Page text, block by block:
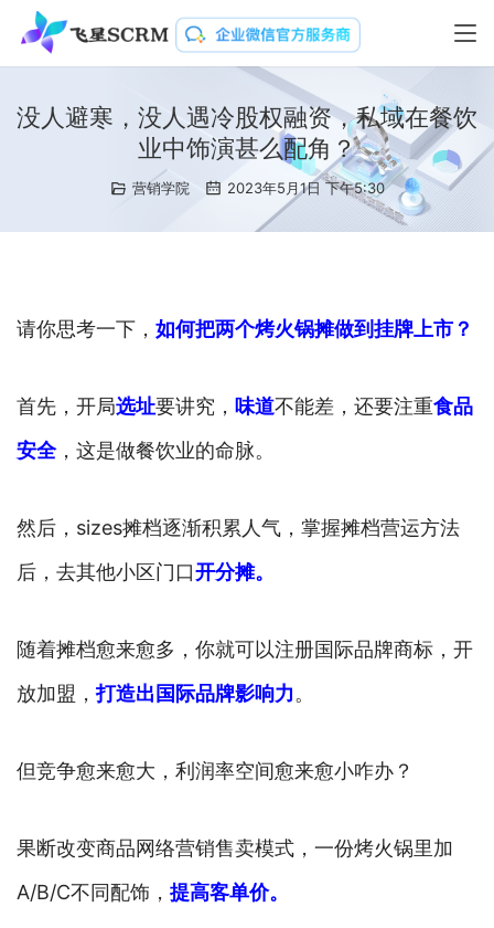
没人避寒，没人遇冷股权融资，私域在餐饮
业中饰演甚么配角？
营销学院 2023年5月1日 下午5:30
请你思考一下， 如何把两个烤火锅摊做到挂牌上市？
首先，开局选址要讲究， 味道不能差，还要注重食品
安全，这是做餐饮业的命脉。
然后，sizes摊档逐渐积累人气，掌握摊档营运方法
后，去其他小区门口开分摊。
随着摊档愈来愈多，你就可以注册国际品牌商标，开
放加盟，打造出国际品牌影响力。
但竞争愈来愈大，利润率空间愈来愈小咋办？
果断改变商品网络营销售卖模式，一份烤火锅里加
A/B/C不同配饰， 提高客单价。